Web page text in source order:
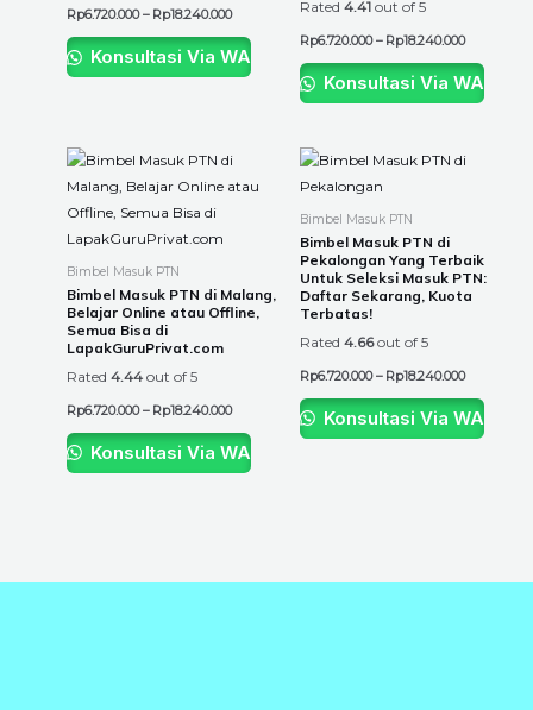
Rp6.720.000 – Rp18.240.000may
be
chosen
page
Konsultasi Via WA
Rated 4.41 out of 5
Rp6.720.000 – Rp18.240.000be
chosen
on
page
Konsultasi Via WA
Bimbel Masuk PTN
Bimbel Masuk PTN di Malang,
Belajar Online atau Offline,
Semua Bisa di
LapakGuruPrivat.com
Rated 4.44 out of 5
Rp6.720.000 – Rp18.240.000
Price
Rp6.720.000
Rp18.240.000
This
product
The
options
the
product
Konsultasi Via WA
Bimbel Masuk PTN
Bimbel Masuk PTN di
Pekalongan Yang Terbaik
Untuk Seleksi Masuk PTN:
Daftar Sekarang, Kuota
Terbatas!
Rated 4.66out of 5
Rp6.720.000 – Rp18.240.000
Price
This
variants.
The
be
chosen
on
Konsultasi Via WA